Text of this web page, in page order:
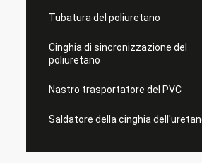
Tubatura del poliuretano
Cinghia di sincronizzazione del
poliuretano
Nastro trasportatore del PVC
Saldatore della cinghia